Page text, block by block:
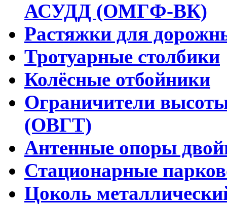
АСУДД (ОМГФ-ВК)
Растяжки для
Тротуарные столбики
Колёсные отбойники
Ограничители
(ОВГТ)
Антенные опоры
Стационарные
Цоколь